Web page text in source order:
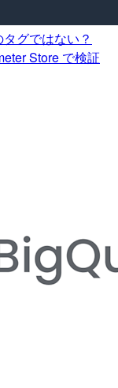
グではない？
Store で検証